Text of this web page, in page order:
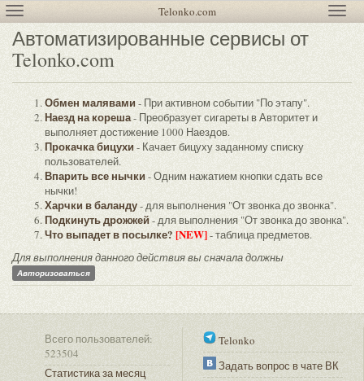
Telonko.com
Автоматизированные сервисы от
Telonko.com
Обмен малявами- При активном событии "По этапу".
Наезд на кореша- Преобразует сигареты в Авторитет и
выполняет достижение 1000 Наездов.
Прокачка бицухи- Качает бицуху заданному списку
пользователей.
Впарить все нычки- Одним нажатием кнопки сдать все
нычки!
Харчки в баланду- для выполнения "От звонка до звонка".
Подкинуть дрожжей- для выполнения "От звонка до звонка".
Что выпадет в посылке? [NEW]- таблица предметов.
Для выполнения данного действия вы сначала должны
Авторизоваться
Всего пользователей:
523504
Статистика за месяц
Telonko
Задать вопрос в чате ВК